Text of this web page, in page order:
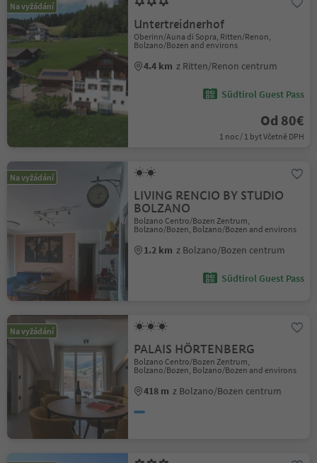
Na vyžádání
Untertreidnerhof
Oberinn/Auna di Sopra, Ritten/Renon,
Bolzano/Bozen and environs
4.4 km z Ritten/Renon centrum
Südtirol Guest Pass
Od 80€
1 noc / 1 byt Včetně DPH
Na vyžádání
LIVING RENCIO BY STUDIO
BOLZANO
Bolzano Centro/Bozen Zentrum,
Bolzano/Bozen, Bolzano/Bozen and environs
1.2 km z Bolzano/Bozen centrum
Südtirol Guest Pass
Na vyžádání
PALAIS HÖRTENBERG
Bolzano Centro/Bozen Zentrum,
Bolzano/Bozen, Bolzano/Bozen and environs
418 m z Bolzano/Bozen centrum